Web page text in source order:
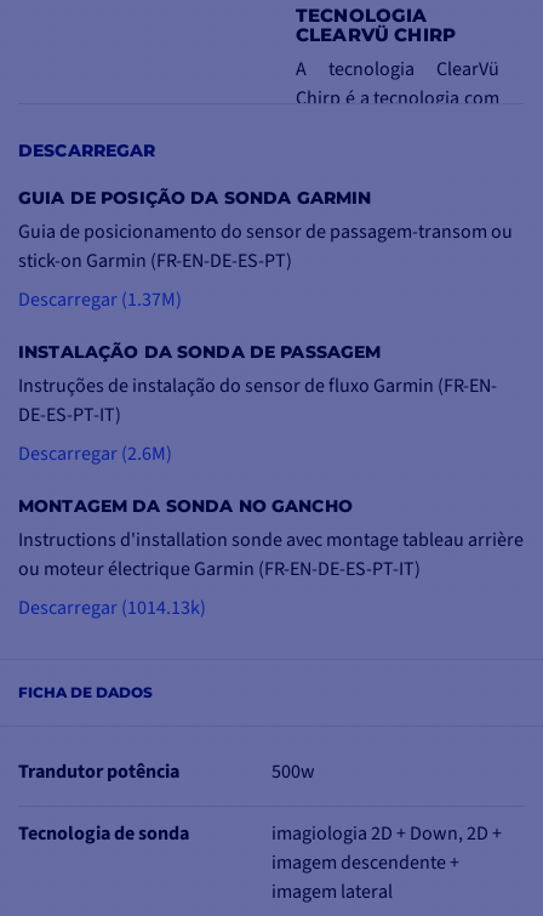
FICHA DE DADOS
Trandutor potência 500w
Tecnologia de sonda
imagiologia 2D + Down, 2D +
imagem descendente +
imagem lateral
TECNOLOGIA
CLEARVÜ CHIRP
A tecnologia ClearVü
Chirp é a tecnologia com
imagens nítidas, de alta
fotográficas de tudo o
peixes e objectos
submersos com grande
fronteira entre as
camadas de água e as
zonas ricas em oxigénio.
Identificar peixes: sem
cais de pontes, amarras,
Com 500W de potência,
o GT30 utiliza as
frequências ClearVü
DESCARREGAR
GUIA DE POSIÇÃO DA SONDA GARMIN
Guia de posicionamento do sensor de passagem-transom ou
stick-on Garmin (FR-EN-DE-ES-PT)
Descarregar (1.37M)
INSTALAÇÃO DA SONDA DE PASSAGEM
Instruções de instalação do sensor de fluxo Garmin (FR-EN-
DE-ES-PT-IT)
Descarregar (2.6M)
MONTAGEM DA SONDA NO GANCHO
Instructions d'installation sonde avec montage tableau arrière
ou moteur électrique Garmin (FR-EN-DE-ES-PT-IT)
Descarregar (1014.13k)